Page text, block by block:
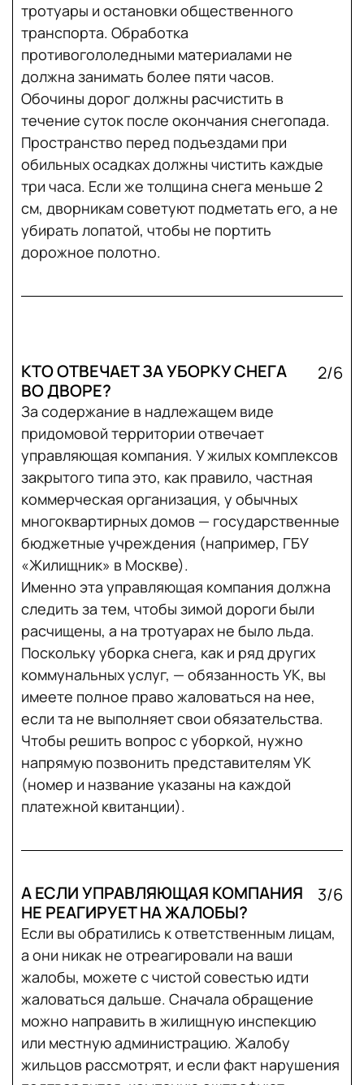
тротуары и остановки общественного
транспорта. Обработка
противогололедными материалами не
должна занимать более пяти часов.
Обочины дорог должны расчистить в
течение суток после окончания снегопада.
Пространство перед подъездами при
обильных осадках должны чистить каждые
три часа. Если же толщина снега меньше 2
см, дворникам советуют подметать его, а не
убирать лопатой, чтобы не портить
дорожное полотно.
КТО ОТВЕЧАЕТ ЗА УБОРКУ СНЕГА
ВО ДВОРЕ?
2/6
За содержание в надлежащем виде
придомовой территории отвечает
управляющая компания. У жилых комплексов
закрытого типа это, как правило, частная
коммерческая организация, у обычных
многоквартирных домов — государственные
бюджетные учреждения (например, ГБУ
«Жилищник» в Москве).
Именно эта управляющая компания должна
следить за тем, чтобы зимой дороги были
расчищены, а на тротуарах не было льда.
Поскольку уборка снега, как и ряд других
коммунальных услуг, — обязанность УК, вы
имеете полное право жаловаться на нее,
если та не выполняет свои обязательства.
Чтобы решить вопрос с уборкой, нужно
напрямую позвонить представителям УК
(номер и название указаны на каждой
платежной квитанции).
А ЕСЛИ УПРАВЛЯЮЩАЯ КОМПАНИЯ
НЕ РЕАГИРУЕТ НА ЖАЛОБЫ?
3/6
Если вы обратились к ответственным лицам,
а они никак не отреагировали на ваши
жалобы, можете с чистой совестью идти
жаловаться дальше. Сначала обращение
можно направить в жилищную инспекцию
или местную администрацию. Жалобу
жильцов рассмотрят, и если факт нарушения